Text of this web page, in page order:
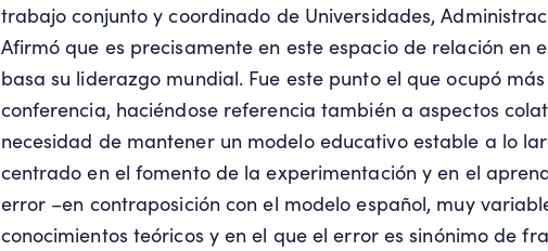
trabajo conjunto y coordinado de Universidades,
Afirmó que es precisamente en este espacio de relación en
basa su liderazgo mundial. Fue este punto el que ocupó
conferencia, haciéndose referencia también a aspectos
necesidad de mantener un modelo educativo estable a lo
centrado en el fomento de la experimentación y en el
error –en contraposición con el modelo español, muy
conocimientos teóricos y en el que el error es sinónimo de